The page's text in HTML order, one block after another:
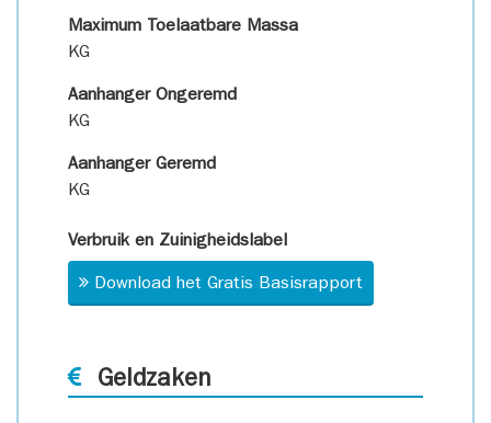
Maximum Toelaatbare Massa
KG
Aanhanger Ongeremd
KG
Aanhanger Geremd
KG
Verbruik en Zuinigheidslabel
Download het Gratis Basisrapport
Geldzaken